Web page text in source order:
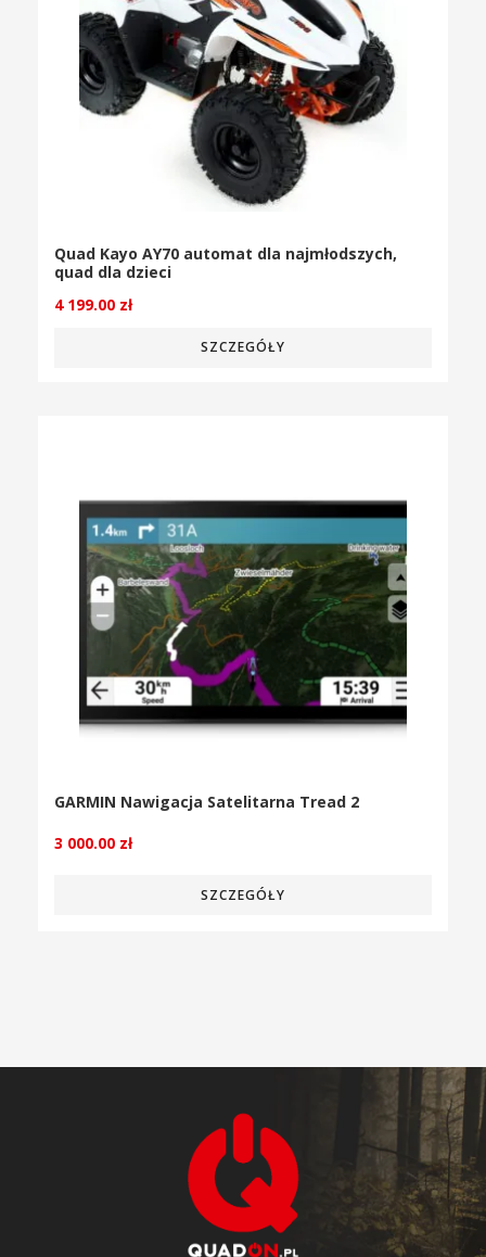
Quad Kayo AY70 automat dla najmłodszych,
quad dla dzieci
4 199.00 zł
SZCZEGÓŁY
GARMIN Nawigacja Satelitarna Tread 2
3 000.00 zł
SZCZEGÓŁY